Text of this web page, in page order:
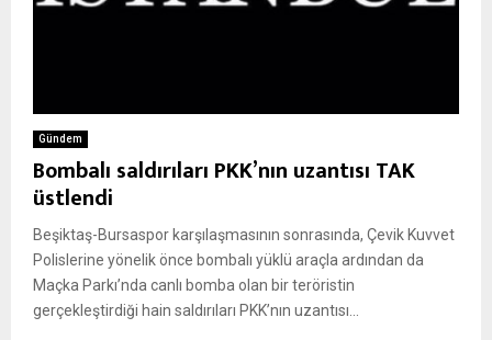
Gündem
Bombalı saldırıları PKK’nın uzantısı TAK
üstlendi
Beşiktaş-Bursaspor karşılaşmasının sonrasında, Çevik Kuvvet
Polislerine yönelik önce bombalı yüklü araçla ardından da
Maçka Parkı’nda canlı bomba olan bir teröristin
gerçekleştirdiği hain saldırıları PKK’nın uzantısı...